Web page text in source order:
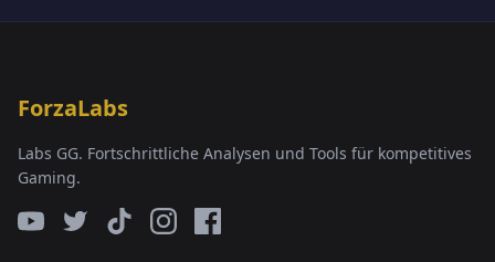
ForzaLabs
Labs GG. Fortschrittliche Analysen und Tools für kompetitives
Gaming.